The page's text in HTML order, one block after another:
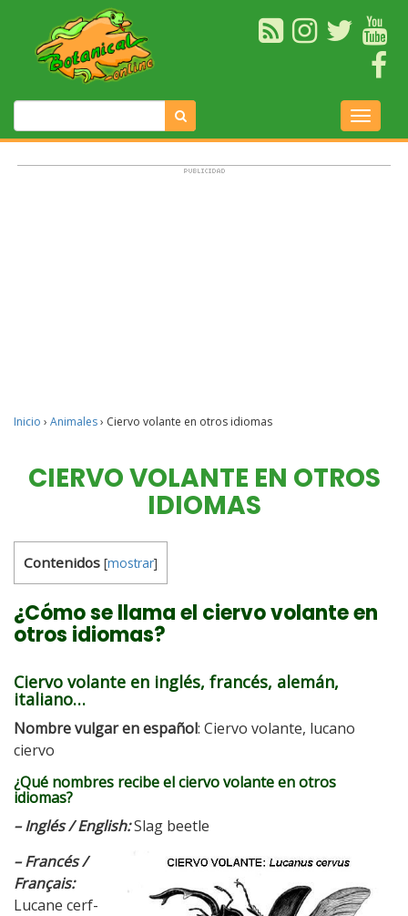
Inicio › Animales› Ciervo volante en otros idiomas
CIERVO VOLANTE EN OTROS
IDIOMAS
Contenidos [mostrar]
¿Cómo se llama el ciervo volante en
otros idiomas?
Ciervo volante en inglés, francés, alemán,
italiano…
Nombre vulgar en español: Ciervo volante, lucano
ciervo
¿Qué nombres recibe el ciervo volante en otros
idiomas?
– Inglés / English:Slag beetle
– Francés /
Français:
Lucane cerf-